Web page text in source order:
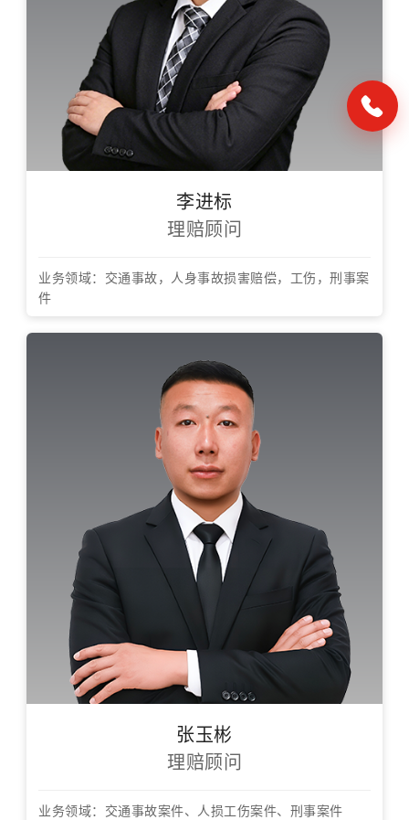
李进标
理赔顾问
业务领域：交通事故，人身事故损害赔偿，工伤，刑事案
件
张玉彬
理赔顾问
业务领域：交通事故案件、人损工伤案件、刑事案件